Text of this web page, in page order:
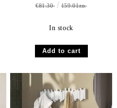
€81.30 159.01лв.
In stock